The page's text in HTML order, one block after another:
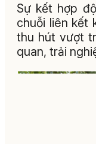
Sự kết hợp
chuỗi liên kết
thu hút vượt
quan, trải